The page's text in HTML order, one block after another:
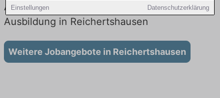
Einstellungen Datenschutzerklärung
Aktuell gibt es keine Stellenangebote für
Ausbildung in Reichertshausen
Weitere Jobangebote in Reichertshausen